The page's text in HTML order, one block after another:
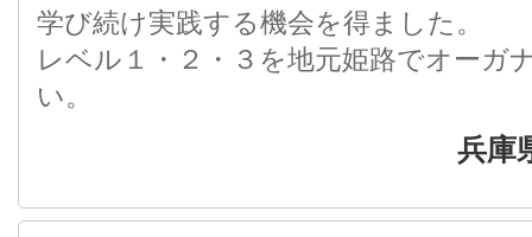
学び続け実践する機会を得ました。
レベル１・２・３を地元姫路でオーガ
い。
兵庫